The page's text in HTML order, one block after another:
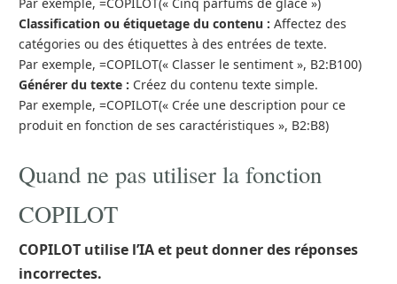
Classification ou étiquetage du contenu : Affectez des
catégories ou des étiquettes à des entrées de texte.
Par exemple, =COPILOT(« Classer le sentiment », B2:B100)
Générer du texte : Créez du contenu texte simple.
Par exemple, =COPILOT(« Crée une description pour ce
produit en fonction de ses caractéristiques », B2:B8)
Quand ne pas utiliser la fonction
COPILOT
COPILOT utilise l’IA et peut donner des réponses
incorrectes.